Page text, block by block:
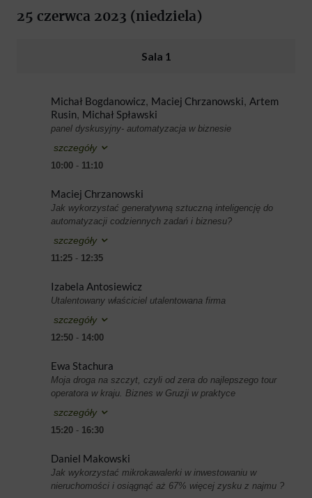
25 czerwca 2023 (niedziela)
Sala 1
Michał Bogdanowicz, Maciej Chrzanowski, Artem
Rusin, Michał Spławski
panel dyskusyjny- automatyzacja w biznesie
szczegóły
10:00- 11:10
Maciej Chrzanowski
Jak wykorzystać generatywną sztuczną inteligencję do
automatyzacji codziennych zadań i biznesu?
szczegóły
11:25- 12:35
Izabela Antosiewicz
Utalentowany właściciel utalentowana firma
szczegóły
12:50- 14:00
Ewa Stachura
Moja droga na szczyt, czyli od zera do najlepszego tour
operatora w kraju. Biznes w Gruzji w praktyce
szczegóły
15:20- 16:30
Daniel Makowski
Jak wykorzystać mikrokawalerki w inwestowaniu w
nieruchomości i osiągnąć aż 67% więcej zysku z najmu ?